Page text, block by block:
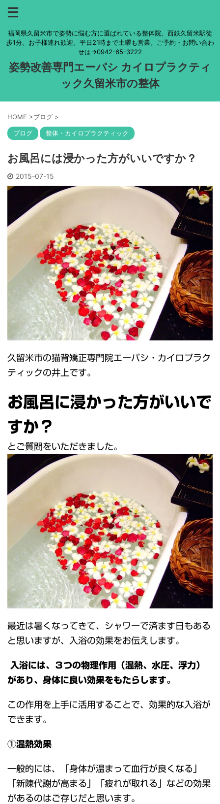
福岡県久留米市で姿勢に悩む方に選ばれている整体院。西鉄久留米駅徒
歩1分。お子様連れ歓迎。平日21時まで土曜も営業。ご予約・お問い合わ
せは→0942-65-3222
姿勢改善専門エーパシ カイロプラクティ
ック久留米市の整体
HOME >ブログ >
ブログ 整体・カイロプラクティック
お風呂には浸かった方がいいですか？
2015-07-15
久留米市の猫背矯正専門院エーパシ・カイロプラク
ティックの井上です。
お風呂に浸かった方がいいで
すか？
とご質問をいただきました。
最近は暑くなってきて、シャワーで済ます日もある
と思いますが、入浴の効果をお伝えします。
入浴には、３つの物理作用（温熱、水圧、浮力）
があり、身体に良い効果をもたらします。
この作用を上手に活用することで、効果的な入浴が
できます。
①温熱効果
一般的には、「身体が温まって血行が良くなる」
「新陳代謝が高まる」「疲れが取れる」などの効果
があるのはご存じだと思います。